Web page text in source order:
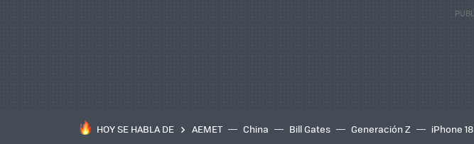
HOY SE HABLA DE AEMET China Bill Gates Generación Z iPhone 18